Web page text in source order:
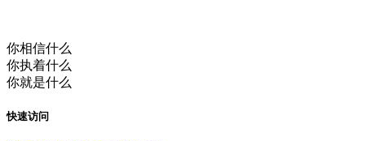
你相信什么
你执着什么
你就是什么
快速访问